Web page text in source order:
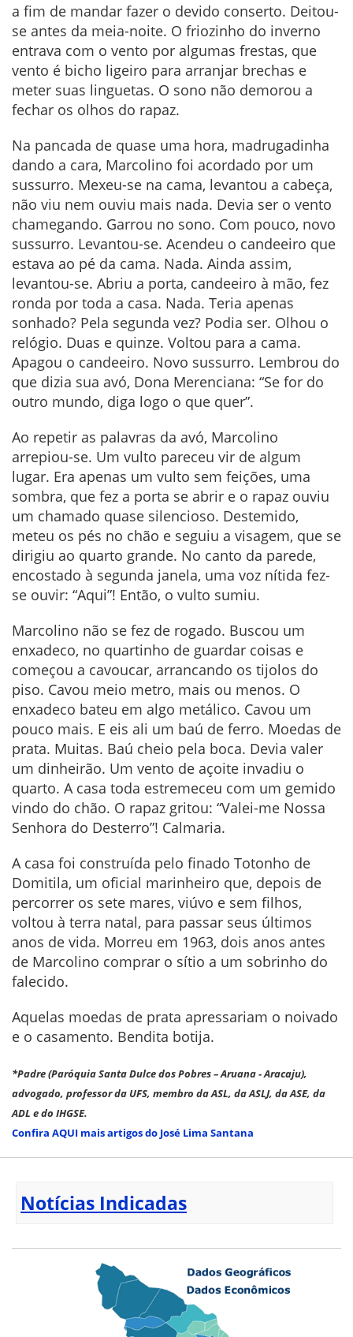
a fim de mandar fazer o devido conserto. Deitou-
se antes da meia-noite. O friozinho do inverno
entrava com o vento por algumas frestas, que
vento é bicho ligeiro para arranjar brechas e
meter suas linguetas. O sono não demorou a
fechar os olhos do rapaz.
Na pancada de quase uma hora, madrugadinha
dando a cara, Marcolino foi acordado por um
sussurro. Mexeu-se na cama, levantou a cabeça,
não viu nem ouviu mais nada. Devia ser o vento
chamegando. Garrou no sono. Com pouco, novo
sussurro. Levantou-se. Acendeu o candeeiro que
estava ao pé da cama. Nada. Ainda assim,
levantou-se. Abriu a porta, candeeiro à mão, fez
ronda por toda a casa. Nada. Teria apenas
sonhado? Pela segunda vez? Podia ser. Olhou o
relógio. Duas e quinze. Voltou para a cama.
Apagou o candeeiro. Novo sussurro. Lembrou do
que dizia sua avó, Dona Merenciana: “Se for do
outro mundo, diga logo o que quer”.
Ao repetir as palavras da avó, Marcolino
arrepiou-se. Um vulto pareceu vir de algum
lugar. Era apenas um vulto sem feições, uma
sombra, que fez a porta se abrir e o rapaz ouviu
um chamado quase silencioso. Destemido,
meteu os pés no chão e seguiu a visagem, que se
dirigiu ao quarto grande. No canto da parede,
encostado à segunda janela, uma voz nítida fez-
se ouvir: “Aqui”! Então, o vulto sumiu.
Marcolino não se fez de rogado. Buscou um
enxadeco, no quartinho de guardar coisas e
começou a cavoucar, arrancando os tijolos do
piso. Cavou meio metro, mais ou menos. O
enxadeco bateu em algo metálico. Cavou um
pouco mais. E eis ali um baú de ferro. Moedas de
prata. Muitas. Baú cheio pela boca. Devia valer
um dinheirão. Um vento de açoite invadiu o
quarto. A casa toda estremeceu com um gemido
vindo do chão. O rapaz gritou: “Valei-me Nossa
Senhora do Desterro”! Calmaria.
A casa foi construída pelo finado Totonho de
Domitila, um oficial marinheiro que, depois de
percorrer os sete mares, viúvo e sem filhos,
voltou à terra natal, para passar seus últimos
anos de vida. Morreu em 1963, dois anos antes
de Marcolino comprar o sítio a um sobrinho do
falecido.
Aquelas moedas de prata apressariam o noivado
e o casamento. Bendita botija.
*Padre (Paróquia Santa Dulce dos Pobres – Aruana - Aracaju),
advogado, professor da UFS, membro da ASL, da ASLJ, da ASE, da
ADL e do IHGSE.
Confira AQUI mais artigos do José Lima Santana
Notícias Indicadas